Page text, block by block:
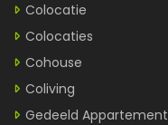
Colocatie
Colocaties
Cohouse
Coliving
Gedeeld Appartement